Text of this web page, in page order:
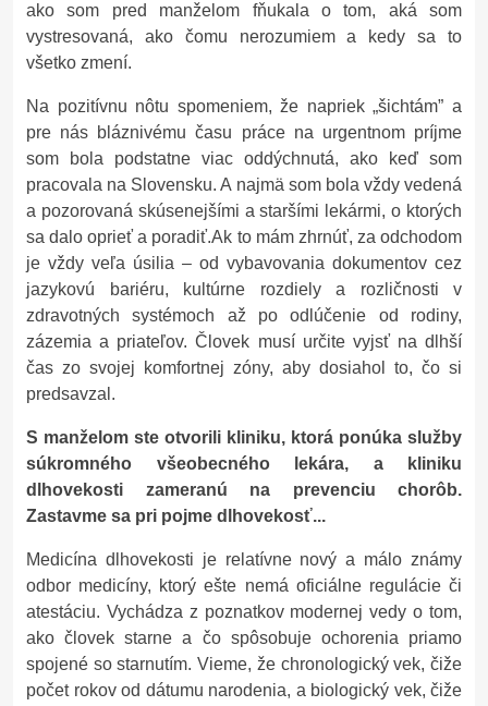
ako som pred manželom fňukala o tom, aká som
vystresovaná, ako čomu nerozumiem a kedy sa to
všetko zmení.
Na pozitívnu nôtu spomeniem, že napriek „šichtám” a
pre nás bláznivému času práce na urgentnom príjme
som bola podstatne viac oddýchnutá, ako keď som
pracovala na Slovensku. A najmä som bola vždy vedená
a pozorovaná skúsenejšími a staršími lekármi, o ktorých
sa dalo oprieť a poradiť.Ak to mám zhrnúť, za odchodom
je vždy veľa úsilia – od vybavovania dokumentov cez
jazykovú bariéru, kultúrne rozdiely a rozličnosti v
zdravotných systémoch až po odlúčenie od rodiny,
zázemia a priateľov. Človek musí určite vyjsť na dlhší
čas zo svojej komfortnej zóny, aby dosiahol to, čo si
predsavzal.
S manželom ste otvorili kliniku, ktorá ponúka služby
súkromného všeobecného lekára, a kliniku
dlhovekosti zameranú na prevenciu chorôb.
Zastavme sa pri pojme dlhovekosť...
Medicína dlhovekosti je relatívne nový a málo známy
odbor medicíny, ktorý ešte nemá oficiálne regulácie či
atestáciu. Vychádza z poznatkov modernej vedy o tom,
ako človek starne a čo spôsobuje ochorenia priamo
spojené so starnutím. Vieme, že chronologický vek, čiže
počet rokov od dátumu narodenia, a biologický vek, čiže